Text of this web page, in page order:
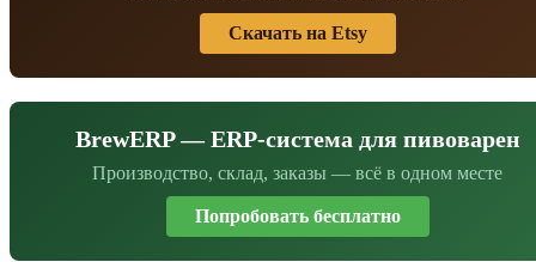
Скачать на Etsy
BrewERP — ERP-система для пивоварен
Производство, склад, заказы — всё в одном месте
Попробовать бесплатно